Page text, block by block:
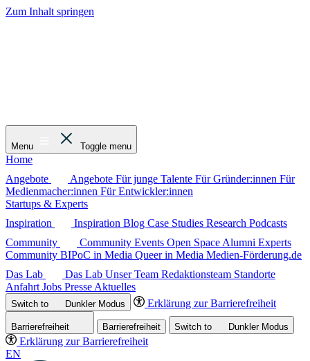
Zum Inhalt springen
Menu Toggle menu
Home
Angebote
Angebote Für junge Talente Für Gründer:innen Für
Medienmacher:innen Für Entwickler:innen
Startups & Experts
Inspiration
Inspiration Blog Case Studies Research Podcasts
Community
Community Events Open Space Alumni Experts
Community BIPoC in Media Queer in Media Medien-Förderung.de
Das Lab
Das Lab Unser Team Redaktionsteam Standorte
Anfahrt Jobs Presse Aktuelles
Switch to DunklerModus Erklärung zur Barrierefreiheit
Barrierefreiheit Barrierefreiheit Switch to DunklerModus
Erklärung zur Barrierefreiheit
EN